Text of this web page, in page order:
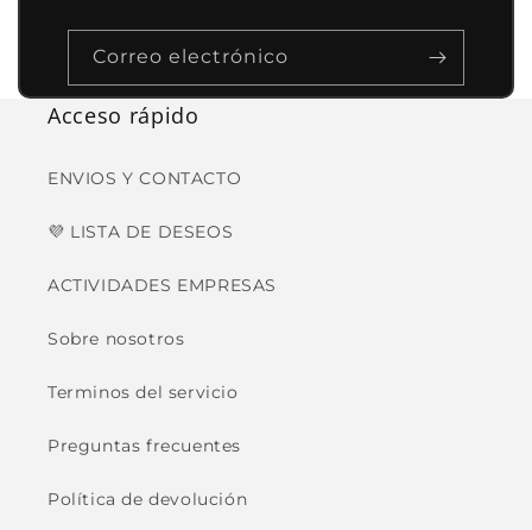
Correo electrónico
Acceso rápido
ENVIOS Y CONTACTO
💜 LISTA DE DESEOS
ACTIVIDADES EMPRESAS
Sobre nosotros
Terminos del servicio
Preguntas frecuentes
Política de devolución